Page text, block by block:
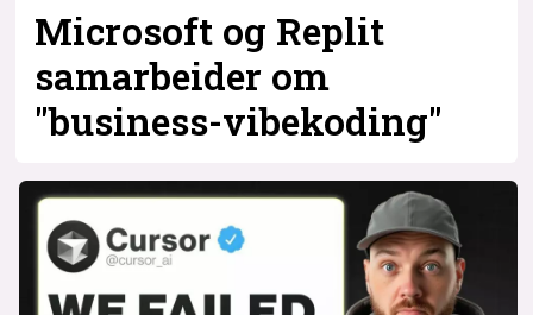
Microsoft og Replit
samarbeider om
"business-vibekoding"